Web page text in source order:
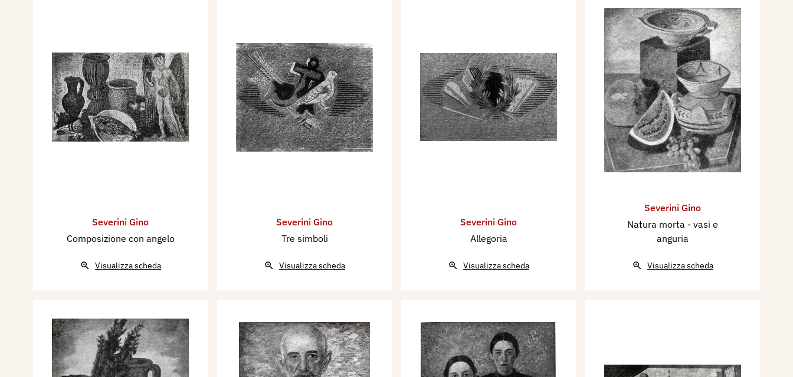
Severini Gino
Composizione con angelo
Visualizza scheda
Severini Gino
Tre simboli
Visualizza scheda
Severini Gino
Allegoria
Visualizza scheda
Severini Gino
Natura morta - vasi e
anguria
Visualizza scheda